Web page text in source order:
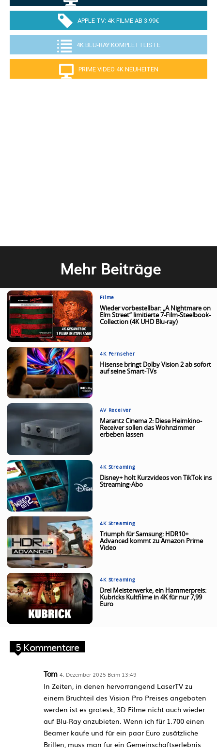
APPLE TV: 4K FILME AB 3.99€
4K BLU-RAY KOMPLETTLISTE
PRIME VIDEO 4K NEUHEITEN
Mehr Beiträge
Filme
Wieder vorbestellbar: „A Nightmare on
Elm Street“ limitierte 7-Film-Steelbook-
Collection (4K UHD Blu-ray)
4K Fernseher
Hisense bringt Dolby Vision 2 ab sofort
auf seine Smart-TVs
AV Receiver
Marantz Cinema 2: Diese Heimkino-
Receiver sollen das Wohnzimmer
erbeben lassen
4K Streaming
Disney+ holt Kurzvideos von TikTok ins
Streaming-Abo
4K Streaming
Triumph für Samsung: HDR10+
Advanced kommt zu Amazon Prime
Video
4K Streaming
Drei Meisterwerke, ein Hammerpreis:
Kubricks Kultfilme in 4K für nur 7,99
Euro
5 Kommentare
Tom 4. Dezember 2025 Beim 13:49
In Zeiten, in denen hervorrangend LaserTV zu
einem Bruchteil des Vision Pro Preises angeboten
werden ist es grotesk, 3D Filme nicht auch wieder
auf Blu-Ray anzubieten. Wenn ich für 1.700 einen
Beamer kaufe und für ein paar Euro zusätzliche
Brillen, muss man für ein Gemeinschaftserlebnis